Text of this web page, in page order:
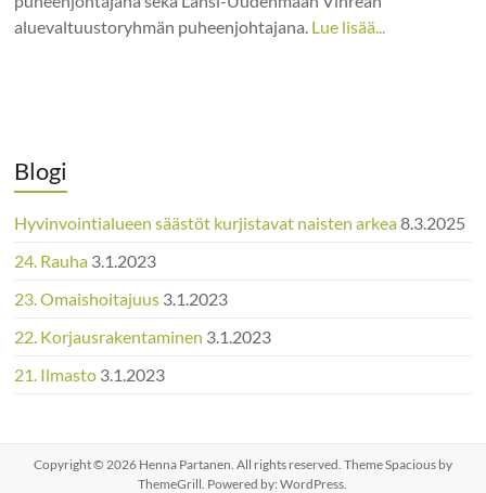
aluevaltuustoryhmän puheenjohtajana. Lue lisää...
Blogi
Hyvinvointialueen säästöt kurjistavat naisten arkea8.3.2025
24. Rauha 3.1.2023
23. Omaishoitajuus 3.1.2023
22. Korjausrakentaminen 3.1.2023
21. Ilmasto 3.1.2023
Copyright © 2026 Henna Partanen. All rights reserved. ThemeSpaciousby
ThemeGrill. Powered by:WordPress.